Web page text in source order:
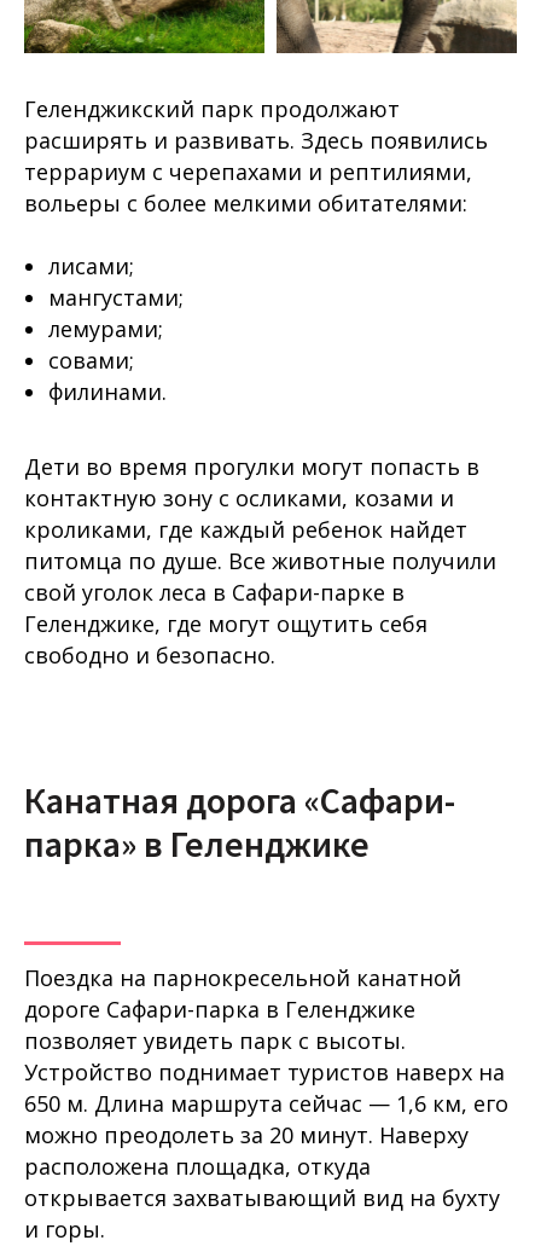
Геленджикский парк продолжают
расширять и развивать. Здесь появились
террариум с черепахами и рептилиями,
вольеры с более мелкими обитателями:
лисами;
мангустами;
лемурами;
совами;
филинами.
Дети во время прогулки могут попасть в
контактную зону с осликами, козами и
кроликами, где каждый ребенок найдет
питомца по душе. Все животные получили
свой уголок леса в Сафари-парке в
Геленджике, где могут ощутить себя
свободно и безопасно.
Канатная дорога «Сафари-
парка» в Геленджике
Поездка на парнокресельной канатной
дороге Сафари-парка в Геленджике
позволяет увидеть парк с высоты.
Устройство поднимает туристов наверх на
650 м. Длина маршрута сейчас — 1,6 км, его
можно преодолеть за 20 минут. Наверху
расположена площадка, откуда
открывается захватывающий вид на бухту
и горы.